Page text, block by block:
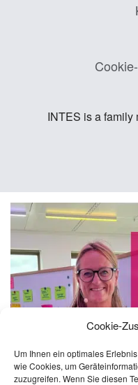
Cookie-
Um Ihnen ein optimales
wie Cookies, um
zuzugreifen. Wenn Sie diesen
INTES is a family